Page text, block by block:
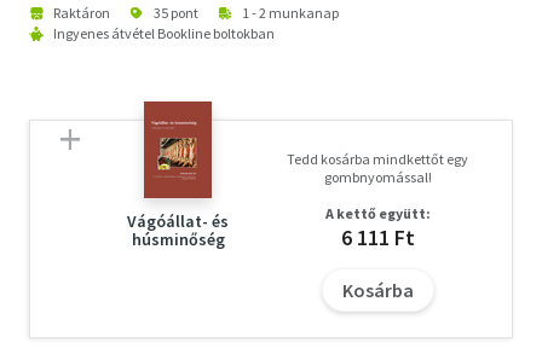
Raktáron 35 pont
1 - 2 munkanap
Ingyenes átvétel Bookline boltokban
Vágóállat- és
húsminőség
Tedd kosárba mindkettőt egy
gombnyomással!
A kettő együtt:
6 111 Ft
Kosárba